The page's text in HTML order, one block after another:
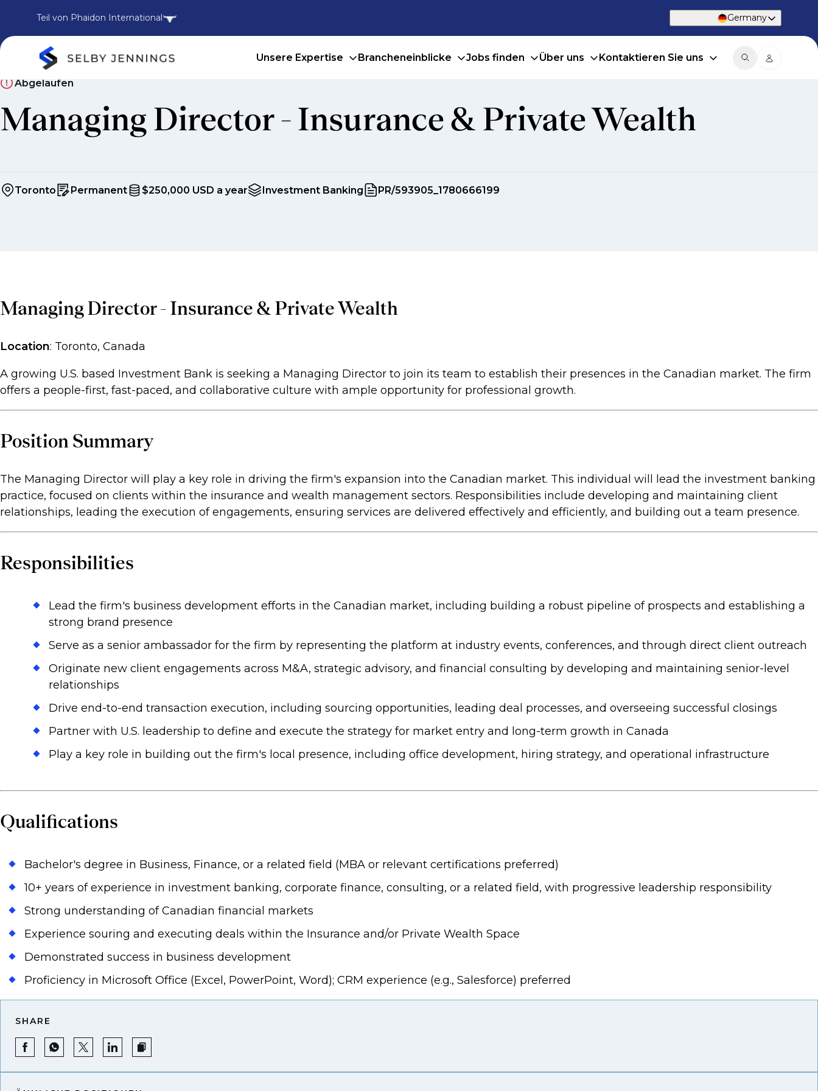
Teil von Phaidon International Germany
Unsere Expertise Brancheneinblicke Jobs finden Über uns Kontaktieren Sie uns
Abgelaufen
Managing Director - Insurance & Private Wealth
Toronto Permanent $250,000 USD a year Investment Banking PR/593905_1780666199
Managing Director - Insurance & Private Wealth
Location: Toronto, Canada
A growing U.S. based Investment Bank is seeking a Managing Director to join its team to establish their presences in the Canadian market. The firm
offers a people-first, fast-paced, and collaborative culture with ample opportunity for professional growth.
Position Summary
The Managing Director will play a key role in driving the firm's expansion into the Canadian market. This individual will lead the investment banking
practice, focused on clients within the insurance and wealth management sectors. Responsibilities include developing and maintaining client
relationships, leading the execution of engagements, ensuring services are delivered effectively and efficiently, and building out a team presence.
Responsibilities
Lead the firm's business development efforts in the Canadian market, including building a robust pipeline of prospects and establishing a
strong brand presence
Serve as a senior ambassador for the firm by representing the platform at industry events, conferences, and through direct client outreach
Originate new client engagements across M&A, strategic advisory, and financial consulting by developing and maintaining senior-level
relationships
Drive end-to-end transaction execution, including sourcing opportunities, leading deal processes, and overseeing successful closings
Partner with U.S. leadership to define and execute the strategy for market entry and long-term growth in Canada
Play a key role in building out the firm's local presence, including office development, hiring strategy, and operational infrastructure
Qualifications
Bachelor's degree in Business, Finance, or a related field (MBA or relevant certifications preferred)
10+ years of experience in investment banking, corporate finance, consulting, or a related field, with progressive leadership responsibility
Strong understanding of Canadian financial markets
Experience souring and executing deals within the Insurance and/or Private Wealth Space
Demonstrated success in business development
Proficiency in Microsoft Office (Excel, PowerPoint, Word); CRM experience (e.g., Salesforce) preferred
SHARE